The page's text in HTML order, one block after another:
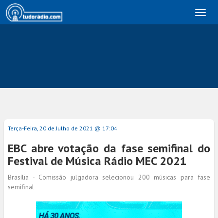
Terça-Feira, 20 de Julho de 2021 @ 17:04
EBC abre votação da fase semifinal do
Festival de Música Rádio MEC 2021
Brasília - Comissão julgadora selecionou 200 músicas para fase
semifinal